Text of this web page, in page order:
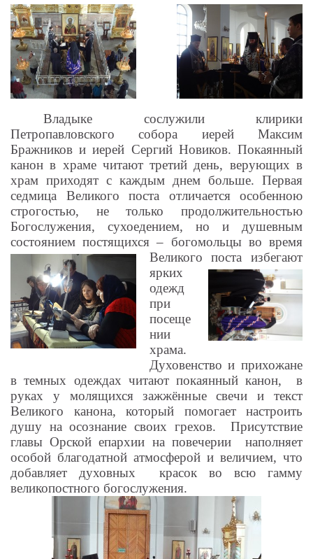
Владыке сослужили клирики
Петропавловского собора иерей Максим
Бражников и иерей Сергий Новиков. Покаянный
канон в храме читают третий день, верующих в
храм приходят с каждым днем больше. Первая
седмица Великого поста отличается особенною
строгостью, не только продолжительностью
Богослужения, сухоедением, но и душевным
состоянием постящихся – богомольцы во время
Великого поста избегают
ярких
одежд
при
посеще
нии
храма.
Духовенство и прихожане
в темных одеждах читают покаянный канон,
в
руках у молящихся зажжённые свечи и текст
Великого канона, который помогает настроить
душу на осознание своих грехов.
Присутствие
главы Орской епархии на повечерии
наполняет
особой благодатной атмосферой и величием, что
добавляет духовных
красок во всю гамму
великопостного богослужения.